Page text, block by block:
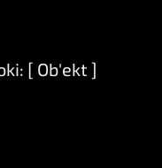
[ Ob'ekt ]